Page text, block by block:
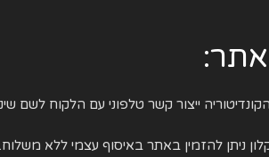
ייצור קשר טלפוני עם הלקוח לשם
ניתן להזמין באתר באיסוף עצמי ללא משלוח.